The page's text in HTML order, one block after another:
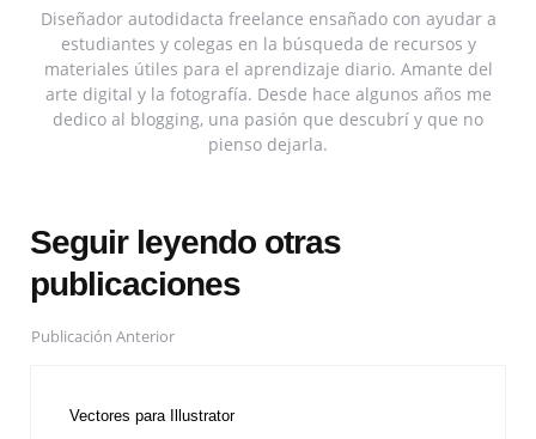
Diseñador autodidacta freelance ensañado con ayudar a
estudiantes y colegas en la búsqueda de recursos y
materiales útiles para el aprendizaje diario. Amante del
arte digital y la fotografía. Desde hace algunos años me
dedico al blogging, una pasión que descubrí y que no
pienso dejarla.
Seguir leyendo otras
publicaciones
Publicación Anterior
Vectores para Illustrator